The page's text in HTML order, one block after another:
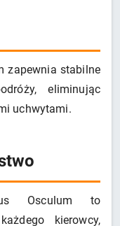
zapewnia stabilne
eliminując
uchwytami.
Osculum to
kierowcy,